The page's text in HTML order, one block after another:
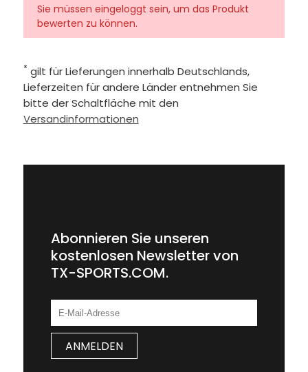
Sie müssen eingeloggt sein, um das Produkt
bewerten zu können.
* gilt für Lieferungen innerhalb Deutschlands,
Lieferzeiten für andere Länder entnehmen Sie
bitte der Schaltfläche mit den
Versandinformationen
Abonnieren Sie unseren
kostenlosen Newsletter von
TX-SPORTS.COM.